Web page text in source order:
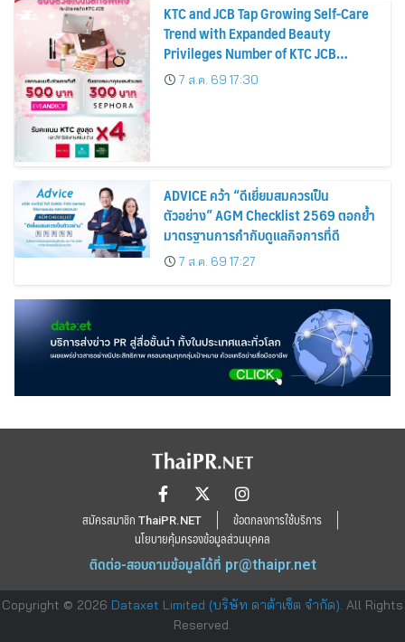
KTC and JCB Tap Growing Self-Care
Trend with Expanded Beauty
Privileges Number of KTC JCB
Cardmembers Spending on
Cosmetics Rises 26%
7 ส.ค. 69 17:30
ADVICE คว้า “ดีเยี่ยมสมควรเป็น
ตัวอย่าง” AGM Checklist 2569 ตอกย้ำ
มาตรฐานการกำกับดูแลกิจการที่ดี
7 ส.ค. 69 17:27
สมัครสมาชิก ThaiPR.NET
ข้อตกลงการใช้บริการ
นโยบายคุ้มครองข้อมูลส่วนบุคคล
ติดต่อ-สอบถามข้อมูลได้ที่ pr@thaipr.net
Copyright © 2026 Dataxet Limited (บริษัท ดาต้าเซ็ต จำกัด). All Rights
Reserved.